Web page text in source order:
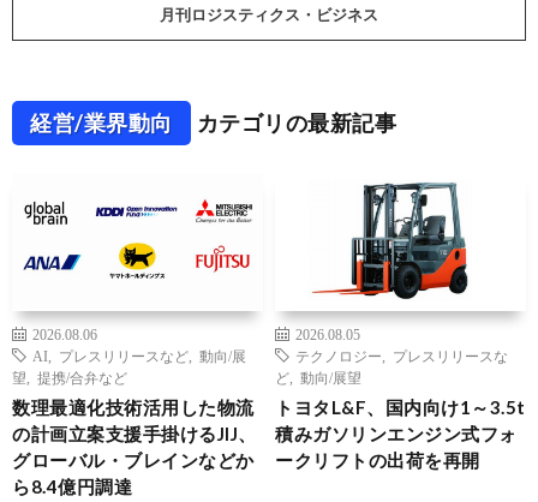
月刊ロジスティクス・ビジネス
経営/業界動向 カテゴリの最新記事
2026.08.06
AI
プレスリリースなど
動向/展
望
提携/合弁など
数理最適化技術活用した物流
の計画立案支援手掛けるJIJ、
グローバル・ブレインなどか
ら8.4億円調達
2026.08.05
テクノロジー
プレスリリースな
ど
動向/展望
トヨタL&F、国内向け1～3.5t
積みガソリンエンジン式フォ
ークリフトの出荷を再開